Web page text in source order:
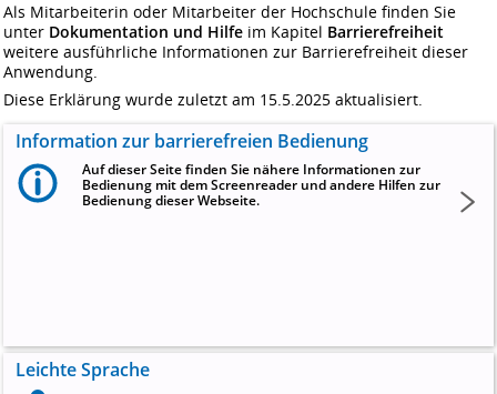
Als Mitarbeiterin oder Mitarbeiter der Hochschule finden Sie
unter Dokumentation und Hilfe im Kapitel Barrierefreiheit
weitere ausführliche Informationen zur Barrierefreiheit dieser
Anwendung.
Diese Erklärung wurde zuletzt am 15.5.2025 aktualisiert.
Information zur barrierefreien Bedienung
Auf dieser Seite finden Sie nähere Informationen zur
Bedienung mit dem Screenreader und andere Hilfen zur
Bedienung dieser Webseite.
Leichte Sprache